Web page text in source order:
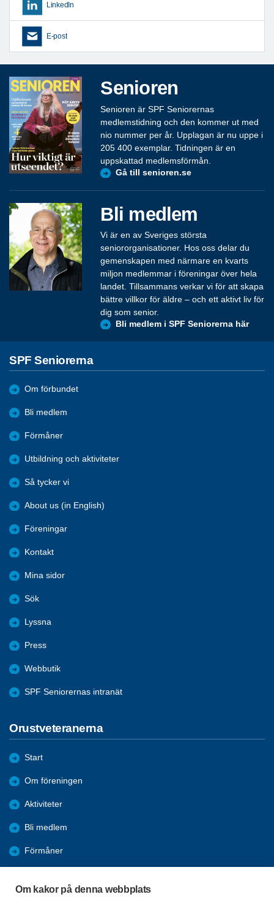
Om kakor på denna webbplats
LinkedIn
E-post
Senioren
Senioren är SPF Seniorernas
medlemstidning och den kommer ut med
nio nummer per år. Upplagan är nu uppe i
205 400 exemplar. Tidningen är en
uppskattad medlemsförmån.
Gå till senioren.se
Bli medlem
Vi är en av Sveriges största
seniororganisationer. Hos oss delar du
gemenskapen med närmare en kvarts
miljon medlemmar i föreningar över hela
landet. Tillsammans verkar vi för att skapa
bättre villkor för äldre – och ett aktivt liv för
dig som senior.
Bli medlem i SPF Seniorerna här
SPF Seniorerna
Om förbundet
Bli medlem
Förmåner
Utbildning och aktiviteter
Så tycker vi
About us (in English)
Föreningar
Kontakt
Mina sidor
Sök
Lyssna
Press
Webbutik
SPF Seniorernas intranät
Orustveteranerna
Start
Om föreningen
Aktiviteter
Bli medlem
Förmåner